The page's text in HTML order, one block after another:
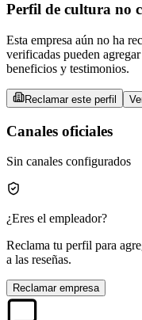
Perfil de cultura no
Esta empresa aún no ha
verificadas pueden
beneficios y testimonios.
Reclamar este perfil
Canales oficiales
Sin canales configurados
¿Eres el empleador?
Reclama tu perfil para
a las reseñas.
Reclamar empresa